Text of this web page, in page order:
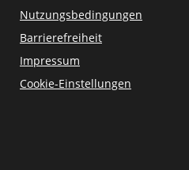
Nutzungsbedingungen
Barrierefreiheit
Impressum
Cookie-Einstellungen